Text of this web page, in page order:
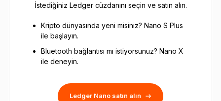
İstediğiniz Ledger cüzdanını seçin ve satın alın.
Kripto dünyasında yeni misiniz? Nano S Plus
ile başlayın.
Bluetooth bağlantısı mı istiyorsunuz? Nano X
ile deneyin.
Ledger Nano satın alın